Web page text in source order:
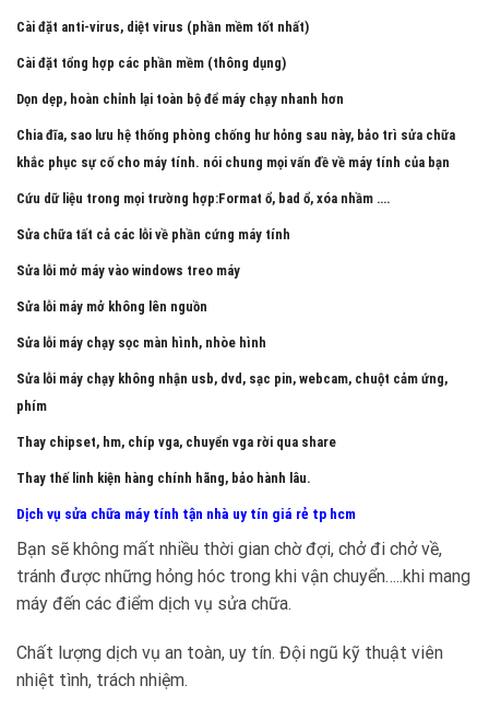
Cài đặt anti-virus, diệt virus (phần mềm tốt nhất)
Cài đặt tổng hợp các phần mềm (thông dụng)
Dọn dẹp, hoàn chỉnh lại toàn bộ để máy chạy nhanh hơn
Chia đĩa, sao lưu hệ thống phòng chống hư hỏng sau này, bảo trì sửa chữa
khắc phục sự cố cho máy tính. nói chung mọi vấn đề về máy tính của bạn
Cứu dữ liệu trong mọi trường hợp:Format ổ, bad ổ, xóa nhầm ….
Sửa chữa tất cả các lỗi về phần cứng máy tính
Sửa lỗi mở máy vào windows treo máy
Sửa lỗi máy mở không lên nguồn
Sửa lỗi máy chạy sọc màn hình, nhòe hình
Sửa lỗi máy chạy không nhận usb, dvd, sạc pin, webcam, chuột cảm ứng,
phím
Thay chipset, hm, chíp vga, chuyển vga rời qua share
Thay thế linh kiện hàng chính hãng, bảo hành lâu.
Dịch vụ sửa chữa máy tính tận nhà uy tín giá rẻ tp hcm
Bạn sẽ không mất nhiều thời gian chờ đợi, chở đi chở về,
tránh được những hỏng hóc trong khi vận chuyển…..khi mang
máy đến các điểm dịch vụ sửa chữa.
Chất lượng dịch vụ an toàn, uy tín. Đội ngũ kỹ thuật viên
nhiệt tình, trách nhiệm.